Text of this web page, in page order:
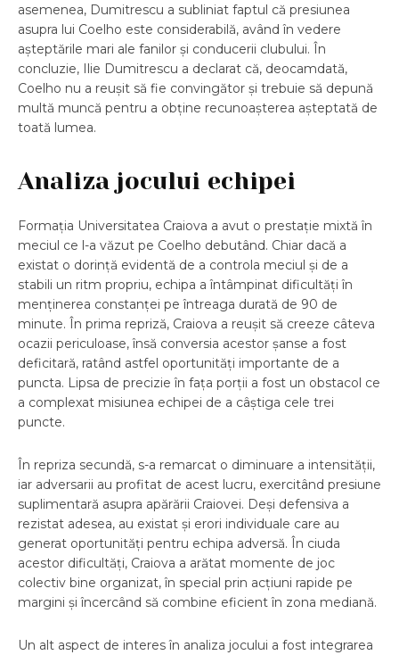
asemenea, Dumitrescu a subliniat faptul că presiunea
asupra lui Coelho este considerabilă, având în vedere
așteptările mari ale fanilor și conducerii clubului. În
concluzie, Ilie Dumitrescu a declarat că, deocamdată,
Coelho nu a reușit să fie convingător și trebuie să depună
multă muncă pentru a obține recunoașterea așteptată de
toată lumea.
Analiza jocului echipei
Formația Universitatea Craiova a avut o prestație mixtă în
meciul ce l-a văzut pe Coelho debutând. Chiar dacă a
existat o dorință evidentă de a controla meciul și de a
stabili un ritm propriu, echipa a întâmpinat dificultăți în
menținerea constanței pe întreaga durată de 90 de
minute. În prima repriză, Craiova a reușit să creeze câteva
ocazii periculoase, însă conversia acestor șanse a fost
deficitară, ratând astfel oportunități importante de a
puncta. Lipsa de precizie în fața porții a fost un obstacol ce
a complexat misiunea echipei de a câștiga cele trei
puncte.
În repriza secundă, s-a remarcat o diminuare a intensității,
iar adversarii au profitat de acest lucru, exercitând presiune
suplimentară asupra apărării Craiovei. Deși defensiva a
rezistat adesea, au existat și erori individuale care au
generat oportunități pentru echipa adversă. În ciuda
acestor dificultăți, Craiova a arătat momente de joc
colectiv bine organizat, în special prin acțiuni rapide pe
margini și încercând să combine eficient în zona mediană.
Un alt aspect de interes în analiza jocului a fost integrarea